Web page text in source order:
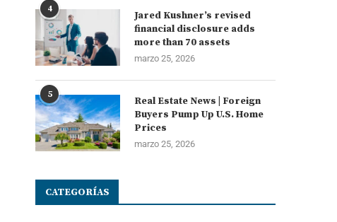
4
Jared Kushner’s revised
financial disclosure adds
more than 70 assets
marzo 25, 2026
5
Real Estate News | Foreign
Buyers Pump Up U.S. Home
Prices
marzo 25, 2026
CATEGORÍAS